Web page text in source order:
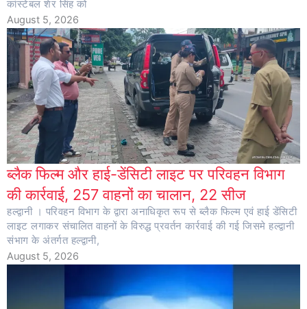
कांस्टेबल शेर सिंह को
August 5, 2026
ब्लैक फिल्म और हाई-डेंसिटी लाइट पर परिवहन विभाग
की कार्रवाई, 257 वाहनों का चालान, 22 सीज
हल्द्वानी । परिवहन विभाग के द्वारा अनाधिकृत रूप से ब्लैक फिल्म एवं हाई डेंसिटी
लाइट लगाकर संचालित वाहनों के विरुद्ध प्रवर्तन कार्रवाई की गई जिसमे हल्द्वानी
संभाग के अंतर्गत हल्द्वानी,
August 5, 2026